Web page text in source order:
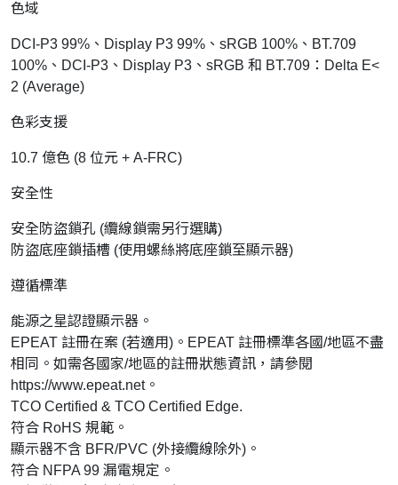
色域
DCI-P3 99%、Display P3 99%、sRGB 100%、BT.709
100%、DCI-P3、Display P3、sRGB 和 BT.709：Delta E<
2 (Average)
色彩支援
10.7 億色 (8 位元 + A-FRC)
安全性
安全防盜鎖孔 (纜線鎖需另行選購)
防盜底座鎖插槽 (使用螺絲將底座鎖至顯示器)
遵循標準
能源之星認證顯示器。
EPEAT 註冊在案 (若適用)。EPEAT 註冊標準各國/地區不盡
相同。如需各國家/地區的註冊狀態資訊，請參閱
https://www.epeat.net。
TCO Certified & TCO Certified Edge.
符合 RoHS 規範。
顯示器不含 BFR/PVC (外接纜線除外)。
符合 NFPA 99 漏電規定。